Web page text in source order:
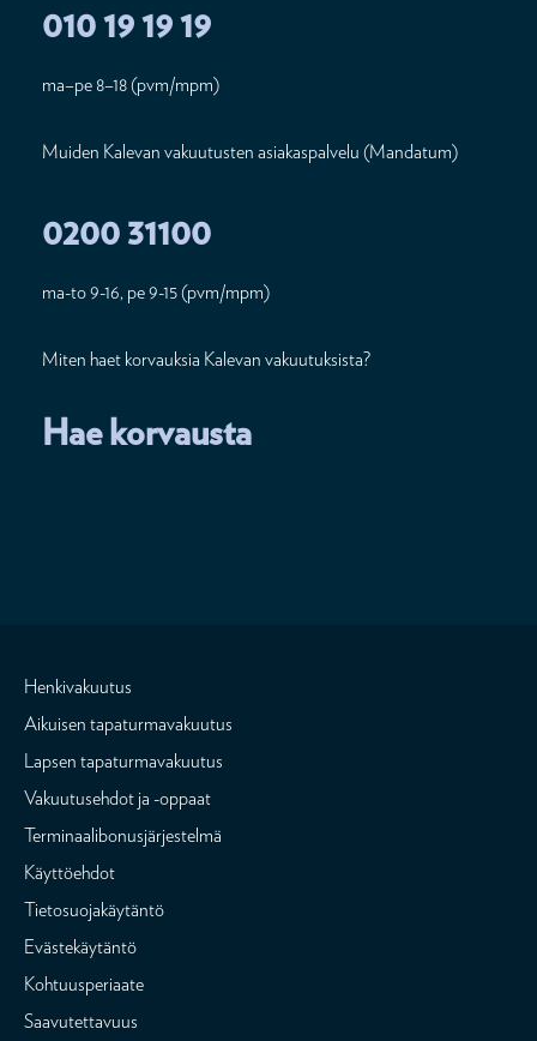
010 19 19 19
ma–pe 8–18 (pvm/mpm)
Muiden Kalevan vakuutusten asiakaspalvelu (Mandatum)
0200 31100
ma-to 9-16, pe 9-15 (pvm/mpm)
Miten haet korvauksia Kalevan vakuutuksista?
Hae korvausta
Henkivakuutus
Aikuisen tapaturmavakuutus
Lapsen tapaturmavakuutus
Vakuutusehdot ja -oppaat
Terminaalibonusjärjestelmä
Käyttöehdot
Tietosuojakäytäntö
Evästekäytäntö
Kohtuusperiaate
Saavutettavuus